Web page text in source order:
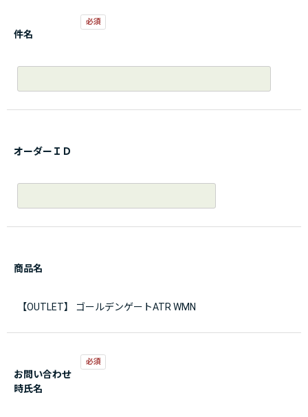
件名
オーダーＩＤ
商品名
【OUTLET】 ゴールデンゲートATR WMN
お問い合わせ
時氏名